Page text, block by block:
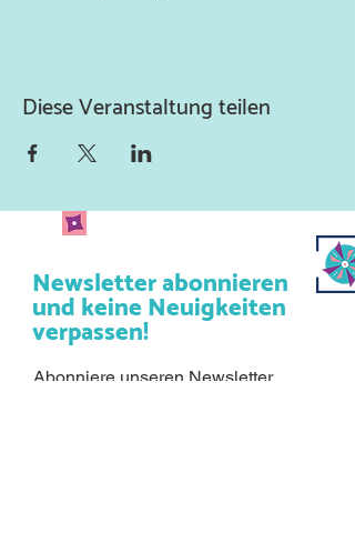
Diese Veranstaltung teilen
Newsletter abonnieren
und keine Neuigkeiten
verpassen!
Abonniere unseren Newsletter